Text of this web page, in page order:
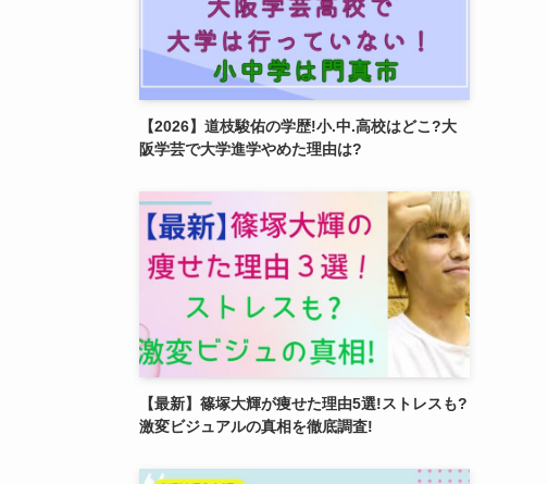
【2026】道枝駿佑の学歴!小.中.高校はどこ?大
阪学芸で大学進学やめた理由は?
【最新】篠塚大輝が痩せた理由5選!ストレスも?
激変ビジュアルの真相を徹底調査!